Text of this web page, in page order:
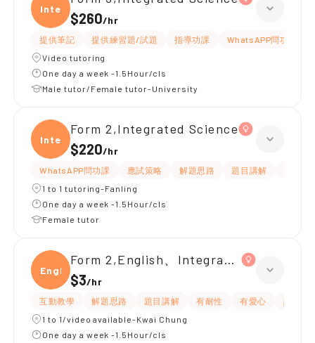
Integ
$260/hr
提供筆記 提供練習題/試題 指導功課 WhatsAPP問功課
Video tutoring
One day a week -1.5Hour/cls
Male tutor/Female tutor-University
Integ
Form 2,Integrated Science
$220/hr
WhatsAPP問功課 應試策略 解題思路 題目講解
1 to 1 tutoring-Fanling
One day a week -1.5Hour/cls
Female tutor
Engli
Form 2,English、Integrated Science
$3/hr
互動教學 解題思路 題目講解 有耐性 有愛心
細心
1 to 1/video available-Kwai Chung
One day a week -1.5Hour/cls